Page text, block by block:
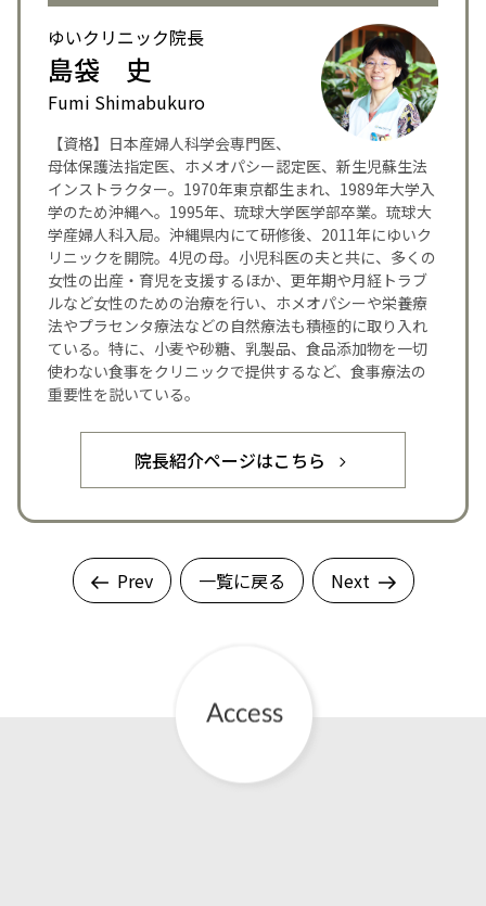
ゆいクリニック院長
島袋 史
Fumi Shimabukuro
【資格】日本産婦人科学会専門医、
母体保護法指定医、ホメオパシー認定医、新生児蘇生法
インストラクター。1970年東京都生まれ、1989年大学入
学のため沖縄へ。1995年、琉球大学医学部卒業。琉球大
学産婦人科入局。沖縄県内にて研修後、2011年にゆいク
リニックを開院。4児の母。小児科医の夫と共に、多くの
女性の出産・育児を支援するほか、更年期や月経トラブ
ルなど女性のための治療を行い、ホメオパシーや栄養療
法やプラセンタ療法などの自然療法も積極的に取り入れ
ている。特に、小麦や砂糖、乳製品、食品添加物を一切
使わない食事をクリニックで提供するなど、食事療法の
重要性を説いている。
院長紹介ページはこちら
Prev 一覧に戻る Next